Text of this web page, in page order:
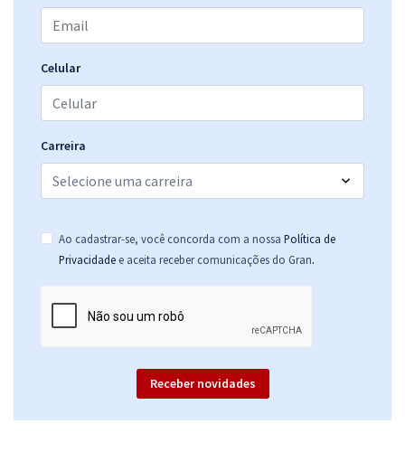
Celular
Carreira
Ao cadastrar-se, você concorda com a nossa Política de
Privacidade e aceita receber comunicações do Gran.
Receber novidades